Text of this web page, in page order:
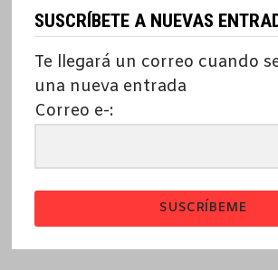
SUSCRÍBETE A NUEVAS
Te llegará un correo cuando
una nueva entrada
Correo e-:
SUSCRÍBEME